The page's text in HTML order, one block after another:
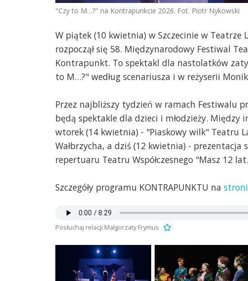
"Czy to M…?" na Kontrapunkcie 2026. Fot. Piotr Nykowski
W piątek (10 kwietnia) w Szczecinie w Teatrze
rozpoczął się 58. Międzynarodowy Festiwal
Kontrapunkt. To spektakl dla nastolatków
to M…?" według scenariusza i w reżyserii
Przez najbliższy tydzień w ramach Festiwalu
będą spektakle dla dzieci i młodzieży. Między
wtorek (14 kwietnia) - "Piaskowy wilk" Teatru
Wałbrzycha, a dziś (12 kwietnia) - prezentacja
repertuaru Teatru Współczesnego "Masz 12
Szczegóły programu KONTRAPUNKTU na
Posłuchaj relacji Małgorzaty Frymus